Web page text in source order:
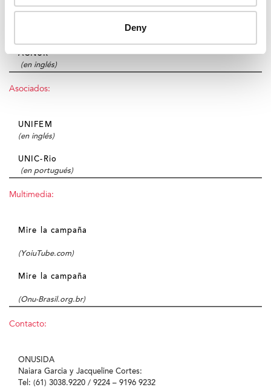
Deny
ACNUR
(en inglés)
Asociados:
UNIFEM
(en inglés)
UNIC-Rio
(en portugués)
Multimedia:
Mire la campaña
(YoiuTube.com)
Mire la campaña
(Onu-Brasil.org.br)
Contacto:
ONUSIDA
Naiara Garcia y Jacqueline Cortes:
Tel: (61) 3038.9220 / 9224 – 9196 9232